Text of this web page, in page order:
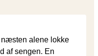
næsten alene lokke
af sengen. En